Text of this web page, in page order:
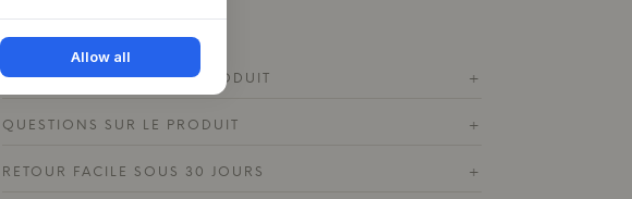
CARACTÉRISTIQUES DU PRODUIT +
QUESTIONS SUR LE PRODUIT +
RETOUR FACILE SOUS 30 JOURS +
Allow all